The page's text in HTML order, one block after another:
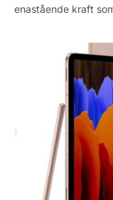
enastående kraft